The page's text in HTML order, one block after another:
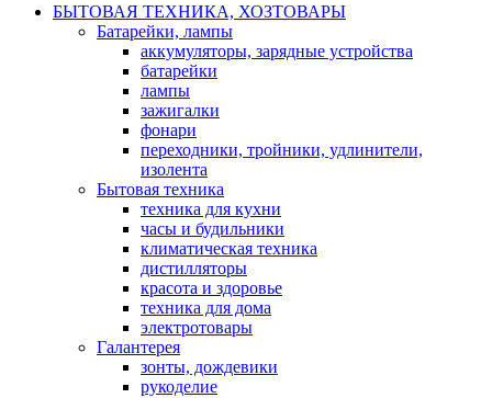
БЫТОВАЯ ТЕХНИКА, ХОЗТОВАРЫ
Батарейки, лампы
аккумуляторы, зарядные устройства
батарейки
лампы
зажигалки
фонари
переходники, тройники, удлинители,
изолента
Бытовая техника
техника для кухни
часы и будильники
климатическая техника
дистилляторы
красота и здоровье
техника для дома
электротовары
Галантерея
зонты, дождевики
рукоделие